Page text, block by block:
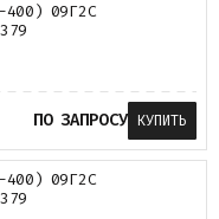
400) 09Г2С
ПО ЗАПРОСУ КУПИТЬ
400) 09Г2С